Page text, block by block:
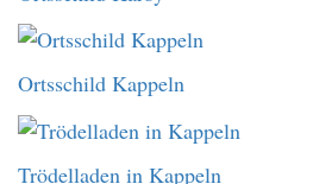
Ortsschild Kappeln
Trödelladen in Kappeln